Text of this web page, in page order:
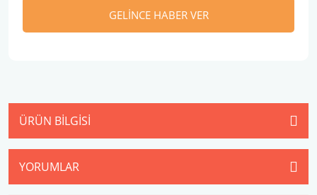
GELİNCE HABER VER
ÜRÜN BILGISI
YORUMLAR